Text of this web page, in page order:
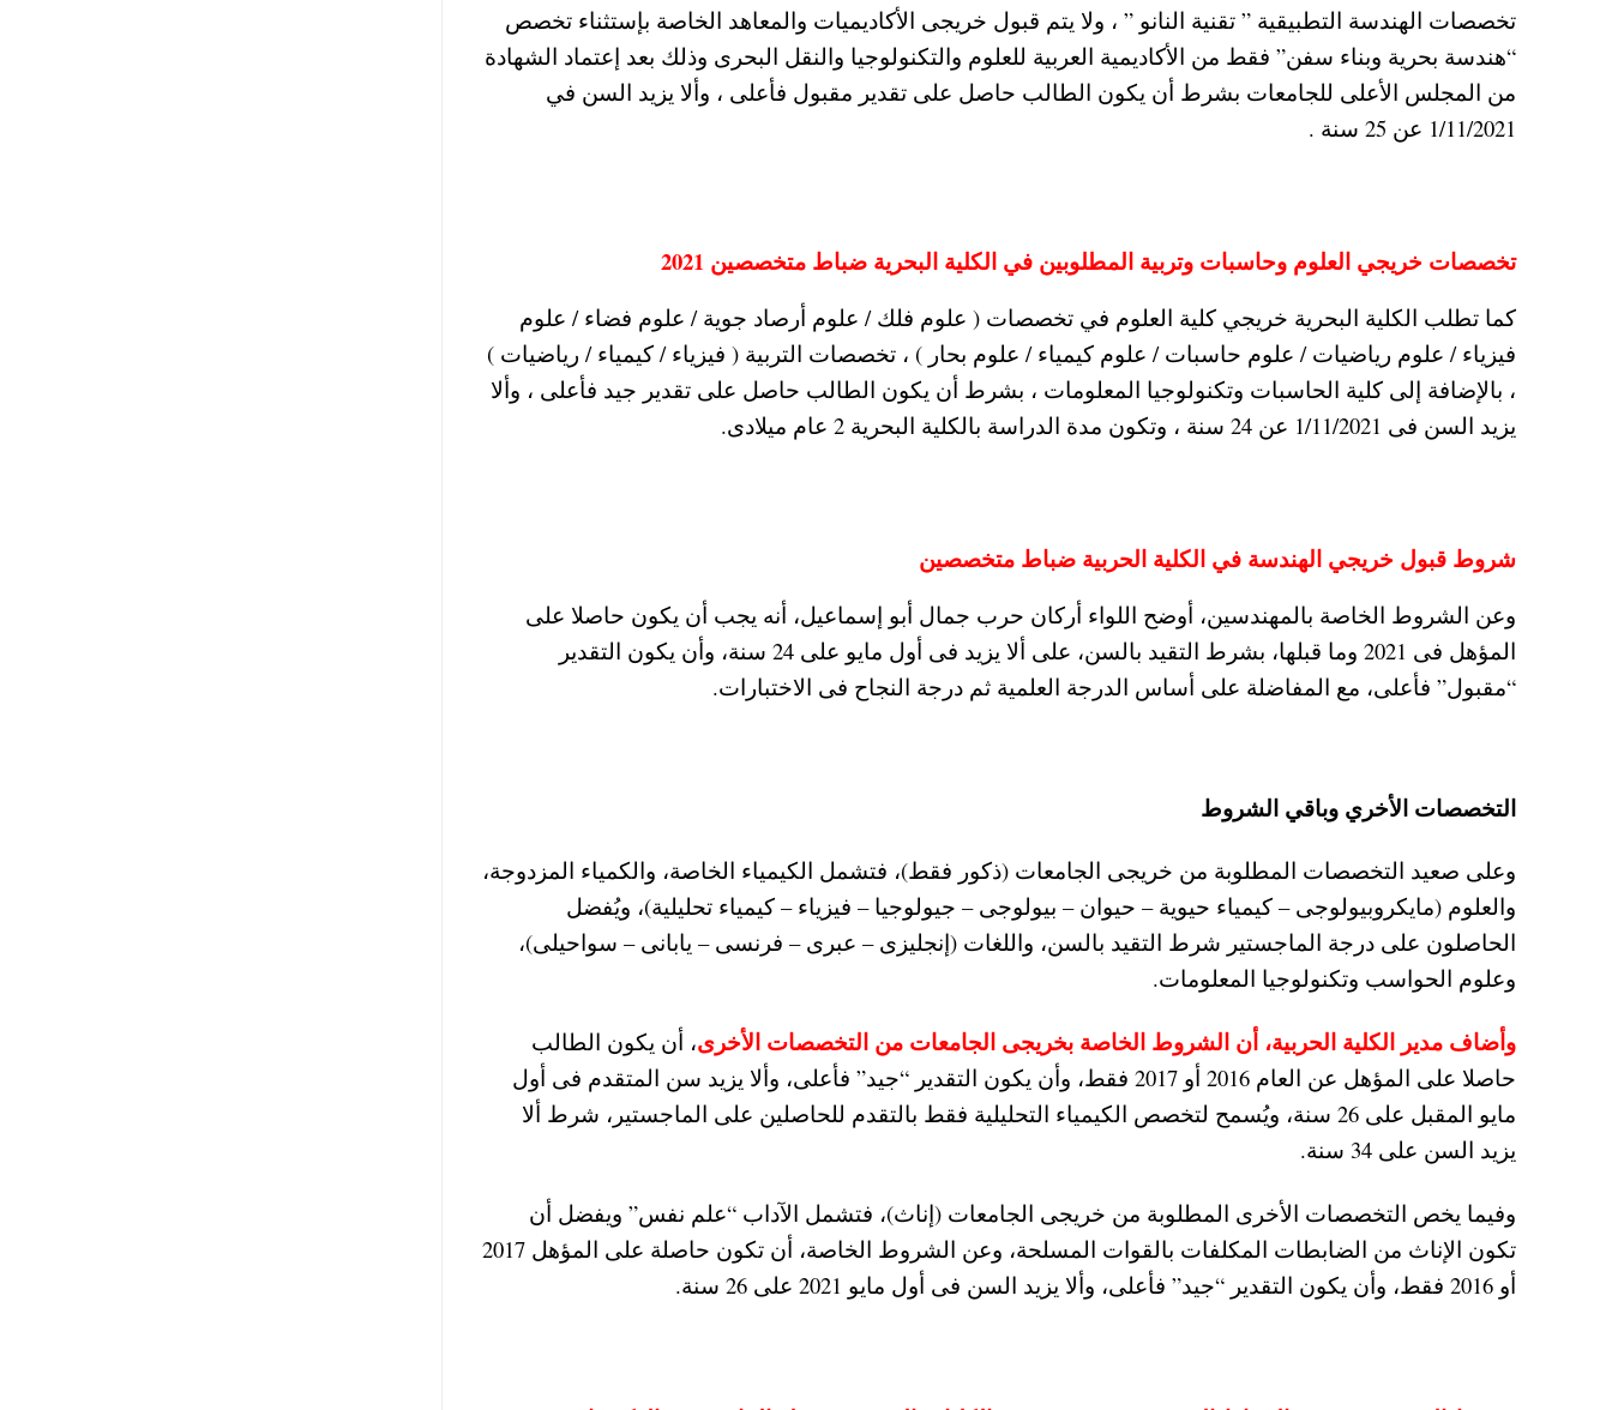
تخصصات الهندسة التطبيقية ” تقنية النانو ” ، ولا يتم قبول خريجى الأكاديميات والمعاهد الخاصة بإستثناء تخصص
“هندسة بحرية وبناء سفن” فقط من الأكاديمية العربية للعلوم والتكنولوجيا والنقل البحرى وذلك بعد إعتماد الشهادة
من المجلس الأعلى للجامعات بشرط أن يكون الطالب حاصل على تقدير مقبول فأعلى ، وألا يزيد السن في
1/11/2021 عن 25 سنة .
تخصصات خريجي العلوم وحاسبات وتربية المطلوبين في الكلية البحرية ضباط متخصصين 2021
كما تطلب الكلية البحرية خريجي كلية العلوم في تخصصات ( علوم فلك / علوم أرصاد جوية / علوم فضاء / علوم
فيزياء / علوم رياضيات / علوم حاسبات / علوم كيمياء / علوم بحار ) ، تخصصات التربية ( فيزياء / كيمياء / رياضيات )
، بالإضافة إلى كلية الحاسبات وتكنولوجيا المعلومات ، بشرط أن يكون الطالب حاصل على تقدير جيد فأعلى ، وألا
يزيد السن فى 1/11/2021 عن 24 سنة ، وتكون مدة الدراسة بالكلية البحرية 2 عام ميلادى
.
شروط قبول خريجي الهندسة في الكلية الحربية ضباط متخصصين
وعن الشروط الخاصة بالمهندسين، أوضح اللواء أركان حرب جمال أبو إسماعيل، أنه يجب أن يكون حاصلا على
المؤهل فى 2021 وما قبلها، بشرط التقيد بالسن، على ألا يزيد فى أول مايو على 24 سنة، وأن يكون التقدير
“مقبول” فأعلى، مع المفاضلة على أساس الدرجة العلمية ثم درجة النجاح فى الاختبارات.
التخصصات الأخري وباقي الشروط
وعلى صعيد التخصصات المطلوبة من خريجى الجامعات (ذكور فقط)، فتشمل الكيمياء الخاصة، والكمياء المزدوجة،
والعلوم (مايكروبيولوجى – كيمياء حيوية – حيوان – بيولوجى – جيولوجيا – فيزياء – كيمياء تحليلية)، ويُفضل
الحاصلون على درجة الماجستير شرط التقيد بالسن، واللغات (إنجليزى – عبرى – فرنسى – يابانى – سواحيلى)،
وعلوم الحواسب وتكنولوجيا المعلومات.
وأضاف مدير الكلية الحربية، أن الشروط الخاصة بخريجى الجامعات من التخصصات الأخرى، أن يكون الطالب
حاصلا على المؤهل عن العام 2016 أو 2017 فقط، وأن يكون التقدير “جيد” فأعلى، وألا يزيد سن المتقدم فى أول
مايو المقبل على 26 سنة، ويُسمح لتخصص الكيمياء التحليلية فقط بالتقدم للحاصلين على الماجستير، شرط ألا
يزيد السن على 34 سنة.
وفيما يخص التخصصات الأخرى المطلوبة من خريجى الجامعات (إناث)، فتشمل الآداب “علم نفس” ويفضل أن
تكون الإناث من الضابطات المكلفات بالقوات المسلحة، وعن الشروط الخاصة، أن تكون حاصلة على المؤهل 2017
أو 2016 فقط، وأن يكون التقدير “جيد” فأعلى، وألا يزيد السن فى أول مايو 2021 على 26 سنة.